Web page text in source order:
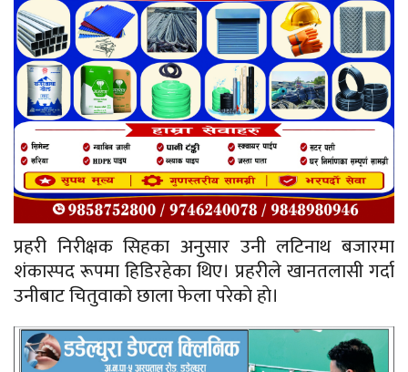
प्रहरी निरीक्षक सिहका अनुसार उनी लटिनाथ बजारमा
शंकास्पद रूपमा हिडिरहेका थिए। प्रहरीले खानतलासी गर्दा
उनीबाट चितुवाको छाला फेला परेकाे हाे।